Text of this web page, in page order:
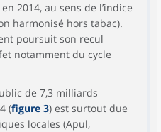
2014, au sens de l’indice
harmonisé hors tabac).
poursuit son recul
notamment du cycle
de 7,3 milliards
(figure 3) est surtout due
locales (Apul,